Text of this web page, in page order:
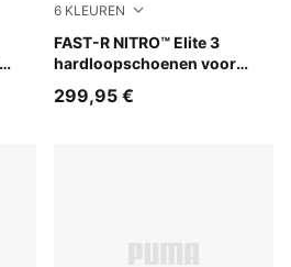
6 KLEUREN
FAST-R NITRO™ Elite 3
hardloopschoenen voor
PUMA White-Chambray Blue
299,95 €